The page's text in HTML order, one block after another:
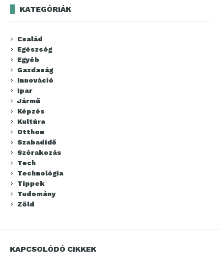
KATEGÓRIÁK
Család
Egészség
Egyéb
Gazdaság
Innováció
Ipar
Jármű
Képzés
Kultúra
Otthon
Szabadidő
Szórakozás
Tech
Technológia
Tippek
Tudomány
Zöld
KAPCSOLÓDÓ CIKKEK